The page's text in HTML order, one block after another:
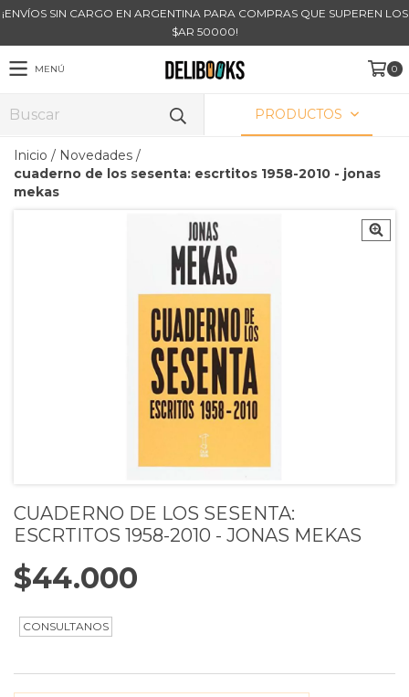
¡ENVÍOS SIN CARGO EN ARGENTINA PARA COMPRAS QUE SUPEREN LOS
$AR 50000!
MENÚ 0
PRODUCTOS
Inicio / Novedades /
cuaderno de los sesenta: escrtitos 1958-2010 - jonas
mekas
CUADERNO DE LOS SESENTA:
ESCRTITOS 1958-2010 - JONAS MEKAS
$44.000